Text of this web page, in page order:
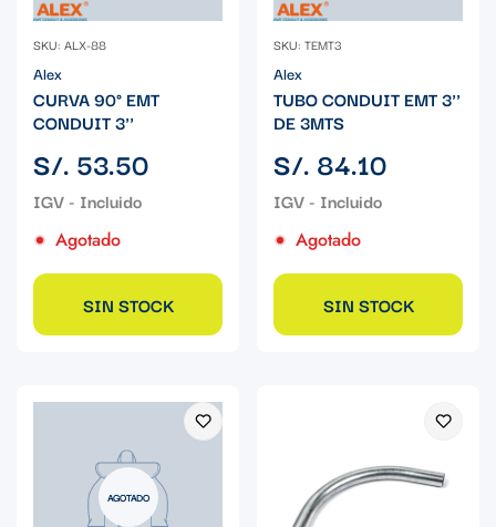
SKU: ALX-88
Alex
CURVA 90° EMT
CONDUIT 3''
Precio
regular
S/. 53.50
Agotado
SIN STOCK
SKU: TEMT3
Alex
TUBO CONDUIT EMT 3''
DE 3MTS
Precio
regular
S/. 84.10
Agotado
SIN STOCK
AGOTADO